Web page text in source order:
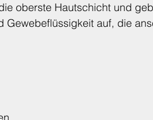
oberste Hautschicht und
Gewebeflüssigkeit auf, die